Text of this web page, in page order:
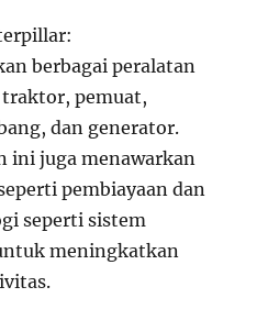
berbagai peralatan
pemuat,
dan generator.
ini juga menawarkan
pembiayaan dan
seperti sistem
meningkatkan